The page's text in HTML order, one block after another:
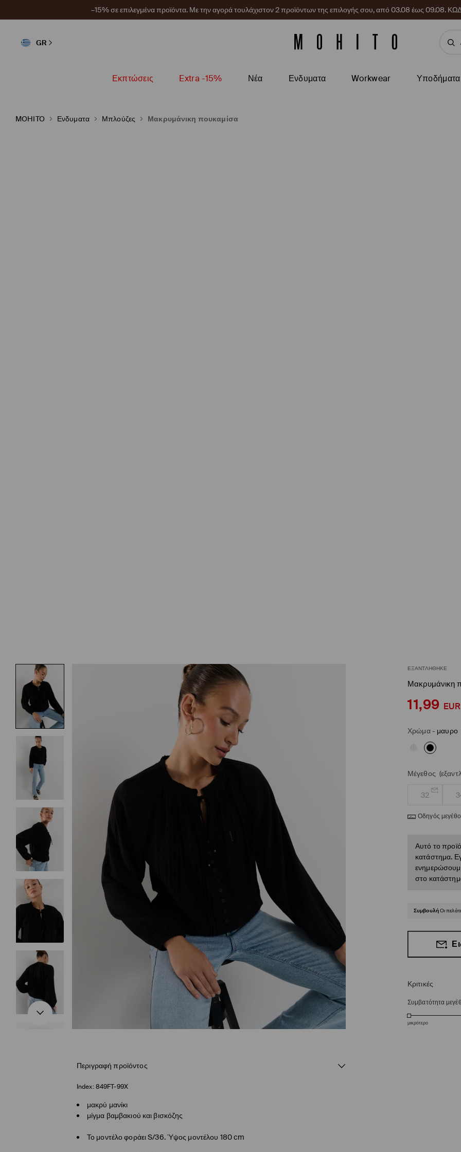
–15% σε επιλεγμένα προϊόντα. Με την αγορά τουλάχιστον 2 προϊόντων της επιλογής σου, από 03.08 έως 09.08.
GR
Εκπτώσεις Extra -15% Νέα Ενδυματα Workwear Υποδήματα
MOHITO Ενδυματα Μπλούζες Μακρυμάνικη πουκαμίσα
ΕΞΑΝΤΛΉΘΗΚΕ
Μακρυμάνικη
11,99 EUR
Χρώμα- μαυρο
Μέγεθος
32
Οδηγός
Αυτό το
κατάστημα.
ενημερώσουμε
στο
ΣυμβουλήΟι
Κριτικές
Συμβατότητα
μικρότερο
Περιγραφή προϊόντος
Index: 849FT-99X
μακρύ μανίκι
μίγμα βαμβακιού και βισκόζης
Το μοντέλο φοράει S/36. Ύψος μοντέλου 180 cm